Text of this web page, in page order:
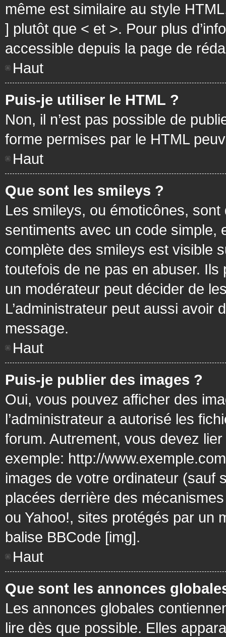
même est similaire au style
] plutôt que < et >. Pour plus
accessible depuis la page de
Haut
Puis-je utiliser le HTML ?
Non, il n’est pas possible de
forme permises par le HTML
Haut
Que sont les smileys ?
Les smileys, ou émoticônes,
sentiments avec un code simple,
complète des smileys est visible
toutefois de ne pas en abuser.
un modérateur peut décider de
L’administrateur peut aussi avoir
message.
Haut
Puis-je publier des images ?
Oui, vous pouvez afficher des
l’administrateur a autorisé les
forum. Autrement, vous devez
exemple: http://
images de votre ordinateur (sauf
placées derrière des
ou Yahoo!, sites protégés par un
balise BBCode [img].
Haut
Que sont les annonces
Les annonces globales
lire dès que possible. Elles